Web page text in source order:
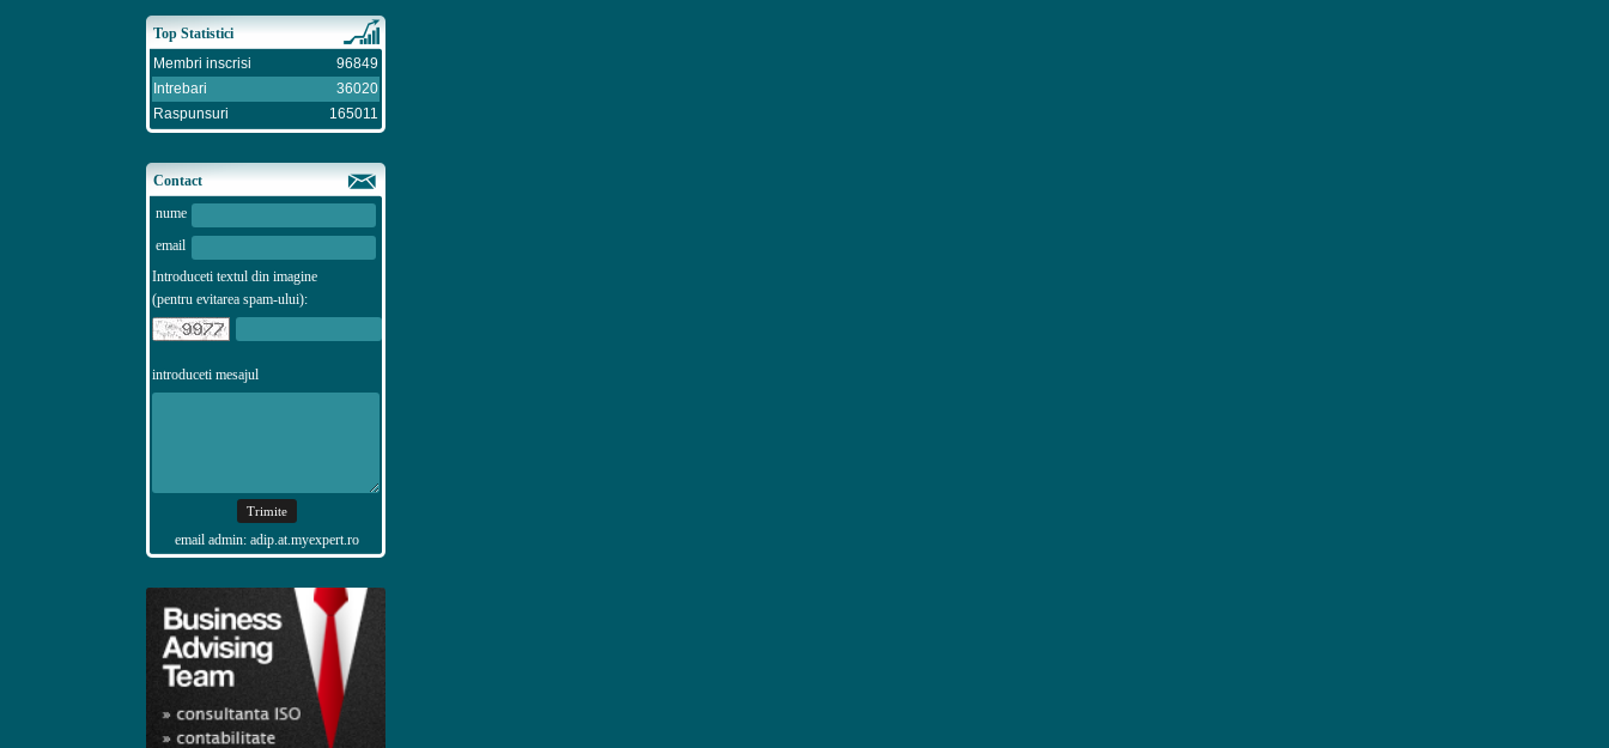
Top Statistici
Membri inscrisi
96849
Intrebari
36020
Raspunsuri
165011
Contact
nume
email
Introduceti textul din imagine
(pentru evitarea spam-ului):
introduceti mesajul
email admin: adip.at.myexpert.ro